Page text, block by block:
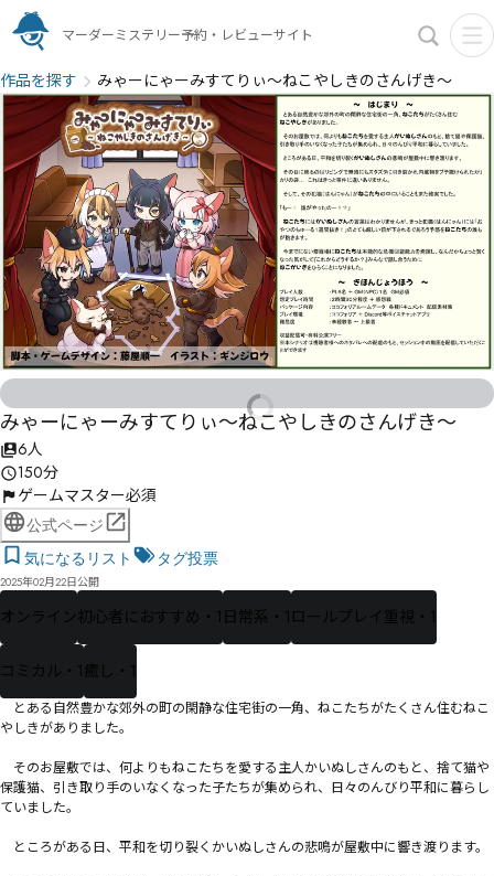
マーダーミステリー予約・レビューサイト
作品を探す みゃーにゃーみすてりぃ～ねこやしきのさんげき～
みゃーにゃーみすてりぃ～ねこやしきのさんげき～
6人
150分
ゲームマスター必須
公式ページ
気になるリスト
タグ投票
2025年02月22日公開
オンライン 初心者におすすめ・1 日常系・1 ロールプレイ重視・1
コミカル・1 癒し・1
とある自然豊かな郊外の町の閑静な住宅街の一角、ねこたちがたくさん住むねこ
やしきがありました。
そのお屋敷では、何よりもねこたちを愛する主人かいぬしさんのもと、捨て猫や
保護猫、引き取り手のいなくなった子たちが集められ、日々のんびり平和に暮らし
ていました。
ところがある日、平和を切り裂くかいぬしさんの悲鳴が屋敷中に響き渡ります。